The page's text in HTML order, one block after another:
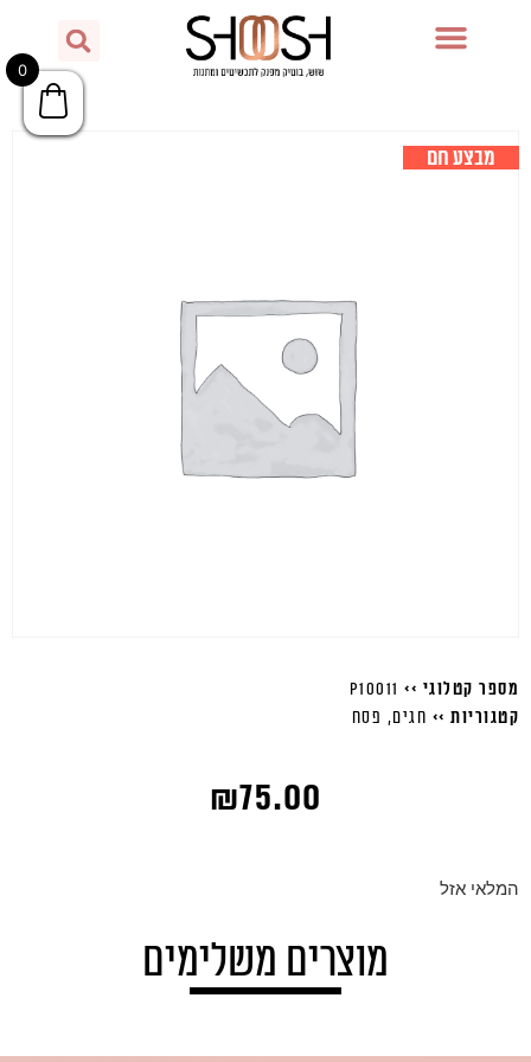
מבצע חם
מספר קטלוגי >> P10011
קטגוריות >> חגים, פסח
₪75.00
המלאי אזל
מוצרים משלימים
0